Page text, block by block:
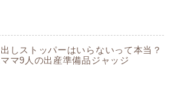
しストッパーはいらないって本当？
マ9人の出産準備品ジャッジ